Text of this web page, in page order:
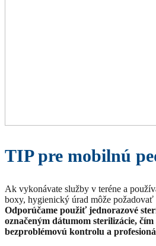
TIP pre mobilnú
Ak vykonávate služby v teréne a
boxy, hygienický úrad môže požadovať
Odporúčame použiť jednorazové
označeným dátumom sterilizácie, čím
bezproblémovú kontrolu a